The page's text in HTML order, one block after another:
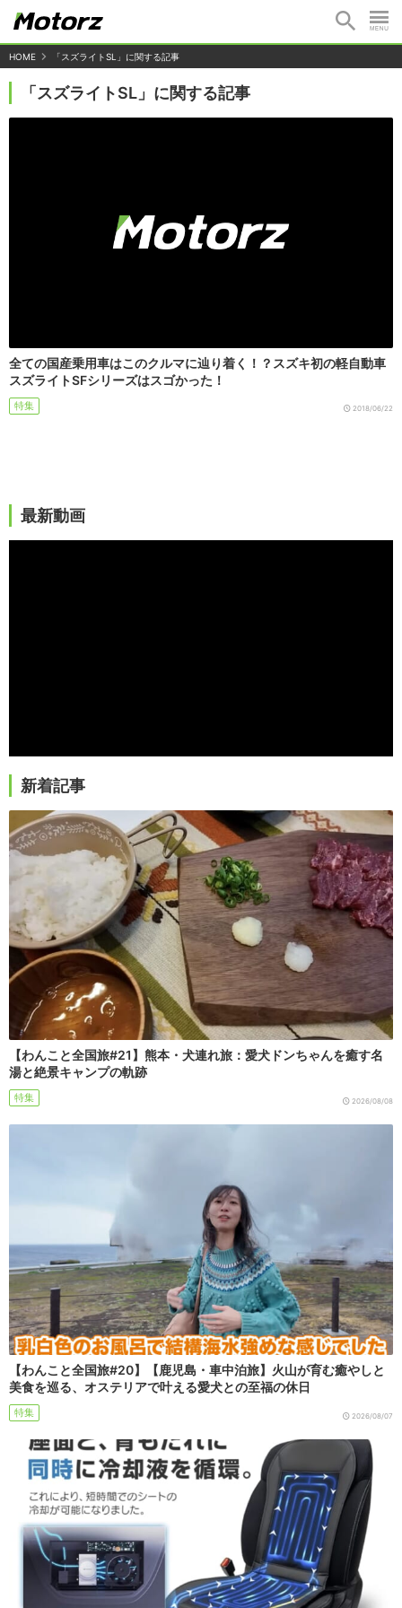
HOME 「スズライトSL」に関する記事
「スズライトSL」に関する記事
全ての国産乗用車はこのクルマに辿り着く！？スズキ初の軽自動車
スズライトSFシリーズはスゴかった！
特集 2018/06/22
最新動画
新着記事
【わんこと全国旅#21】熊本・犬連れ旅：愛犬ドンちゃんを癒す名
湯と絶景キャンプの軌跡
特集 2026/08/08
【わんこと全国旅#20】【鹿児島・車中泊旅】火山が育む癒やしと
美食を巡る、オステリアで叶える愛犬との至福の休日
特集 2026/08/07